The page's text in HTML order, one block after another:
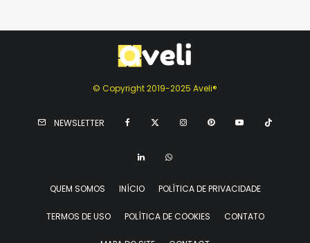
© Copyright 2019-2025 Aveli®
NEWSLETTER
QUEM SOMOS INÍCIO POLÍTICA DE PRIVACIDADE
TERMOS DE USO POLÍTICA DE COOKIES CONTATO